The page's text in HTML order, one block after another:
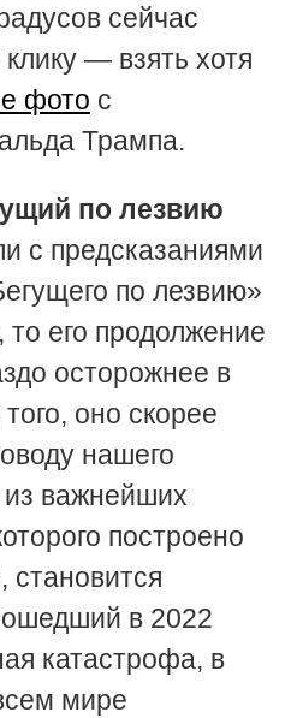
сейчас
— взять хотя
фото с
Трампа.
по лезвию
с предсказаниями
по лезвию»
его продолжение
осторожнее в
оно скорее
нашего
важнейших
построено
становится
в 2022
катастрофа, в
мире